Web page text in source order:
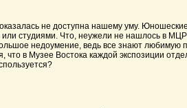
не доступна нашему уму.
студиями. Что, неужели не нашлось в
недоумение, ведь все знают любимую
в Музее Востока каждой экспозиции